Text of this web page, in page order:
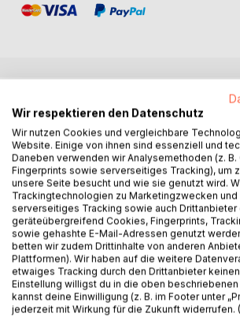
Fünf Themenkomplexe:
1. Stellung der Kundenzufriedenheit im
Kundenbeziehungslebenszyklus
2. Begriff, Komponenten und
Kundenzufriedenheit
3. Reaktionen von Kunden auf (Un-
4. Messung von Kundenzufriedenheit
5. Management von Kundenzufriedenheit
Zielgruppen:
- Studierende und Lehrende in Bachelor-
Wir respektieren den Datenschutz
Wir nutzen Cookies und vergleichbare
Website. Einige von ihnen sind essenziell und
Daneben verwenden wir Analysemethoden (z.
Fingerprints sowie serverseitiges Tracking), um
unsere Seite besucht und wie sie genutzt wird.
Trackingtechnologien zu Marketingzwecken und
serverseitiges Tracking sowie auch Drittanbieter
geräteübergreifend Cookies, Fingerprints,
sowie gehashte E-Mail-Adressen genutzt
betten wir zudem Drittinhalte von anderen
Plattformen). Wir haben auf die weitere
etwaiges Tracking durch den Drittanbieter
Einstellung willigst du in die oben beschriebenen
kannst deine Einwilligung (z. B. im Footer unter
jederzeit mit Wirkung für die Zukunft widerrufen. (